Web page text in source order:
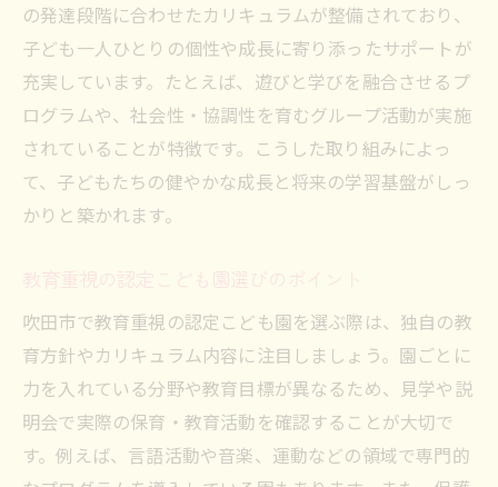
の発達段階に合わせたカリキュラムが整備されており、
子ども一人ひとりの個性や成長に寄り添ったサポートが
充実しています。たとえば、遊びと学びを融合させるプ
ログラムや、社会性・協調性を育むグループ活動が実施
されていることが特徴です。こうした取り組みによっ
て、子どもたちの健やかな成長と将来の学習基盤がしっ
かりと築かれます。
教育重視の認定こども園選びのポイント
吹田市で教育重視の認定こども園を選ぶ際は、独自の教
育方針やカリキュラム内容に注目しましょう。園ごとに
力を入れている分野や教育目標が異なるため、見学や説
明会で実際の保育・教育活動を確認することが大切で
す。例えば、言語活動や音楽、運動などの領域で専門的